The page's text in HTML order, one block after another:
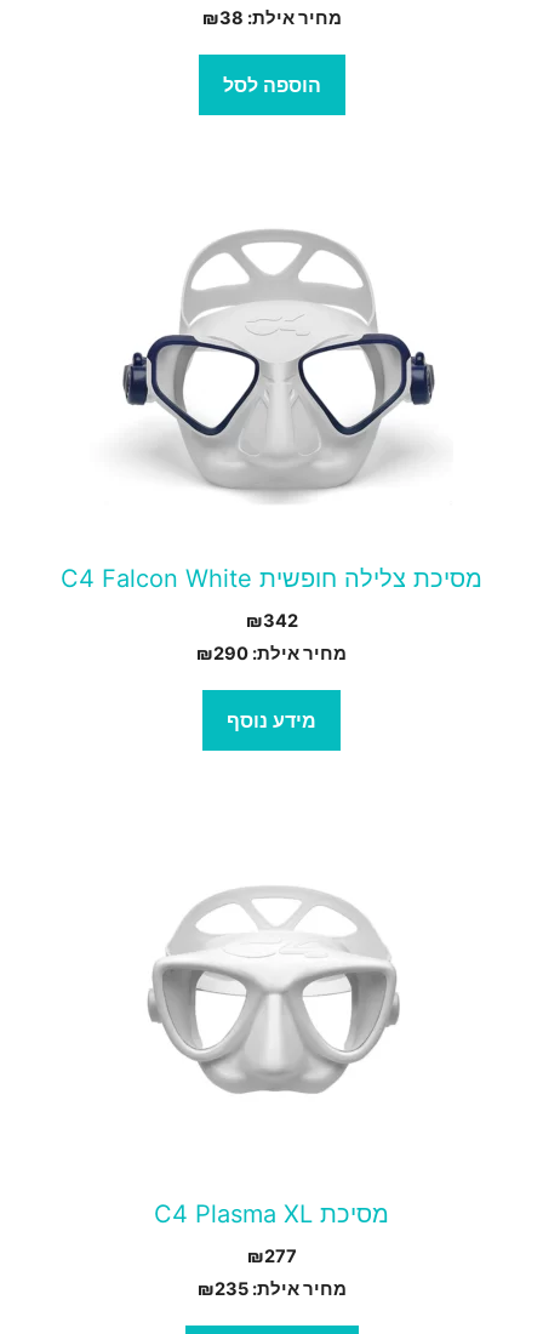
מחיר אילת:
₪38
הוספה לסל
מסיכת צלילה חופשית C4 Falcon White
₪342
מחיר אילת:
₪290
מידע נוסף
מסיכת C4 Plasma XL
₪277
מחיר אילת:
₪235